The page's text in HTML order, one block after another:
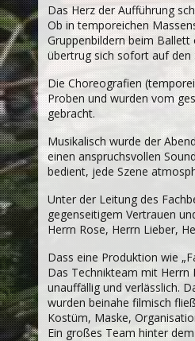
Das Herz der Aufführung
Ob in temporeichen
Gruppenbildern beim
übertrug sich sofort auf den
Die Choreografien
Proben und wurden vom
gebracht.
Musikalisch wurde der
einen anspruchsvollen
bedient, jede Szene
Unter der Leitung des
gegenseitigem Vertrauen
Herrn Rose, Herrn Lieber,
Dass eine Produktion wie
Das Technikteam mit
unauffällig und verlässlich.
wurden beinahe filmisch
Kostüm, Maske,
Ein großes Team hinter